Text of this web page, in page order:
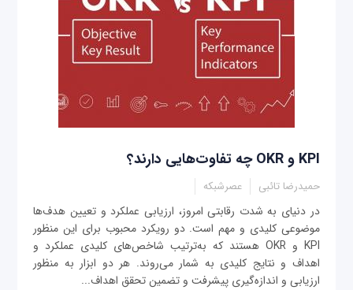
KPI و OKR چه تفاوت‌هایی دارند؟
حمیدرضا تائبی عصرشبکه
در دنیای به شدت رقابتی امروز، ارزیابی عملکرد و تعیین هدف‌ها
موضوعی کلیدی و مهم است. دو رویکرد محبوب برای این منظور
KPI و OKR هستند که به‌ترتیب شاخص‌های کلیدی عملکرد و
اهداف و نتایج کلیدی به شمار می‌روند. هر دو ابزار به منظور
ارزیابی و اندازه‌گیری پیشرفت و تضمین تحقق اهداف...